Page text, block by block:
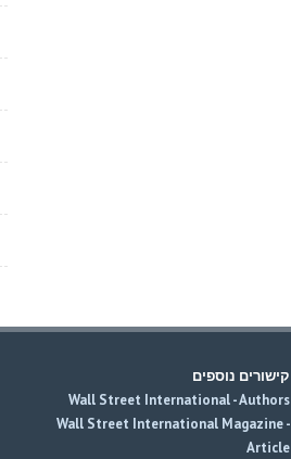
קישורים נוספים
Wall Street International - Authors
Wall Street International Magazine -
Article